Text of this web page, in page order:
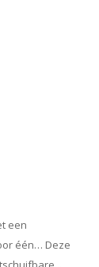
een
één… Deze